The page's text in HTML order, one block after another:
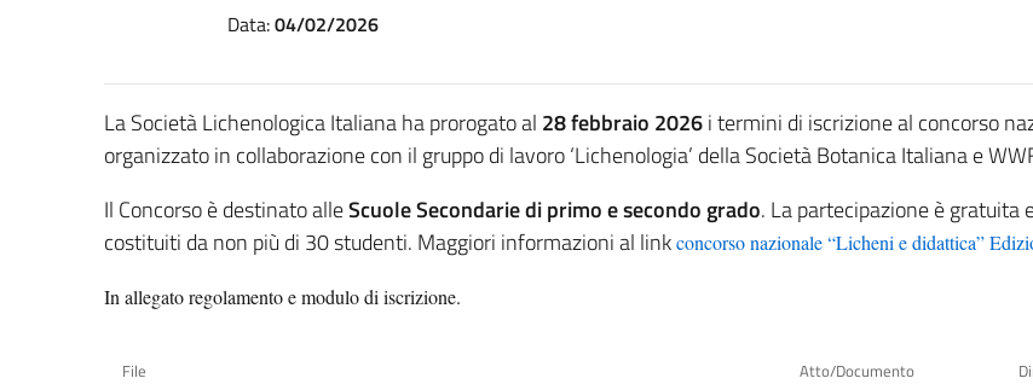
Data:04/02/2026
La Società Lichenologica Italiana ha prorogato al 28 febbraio 2026i termini di iscrizione al concorso
organizzato in collaborazione con il gruppo di lavoro ‘Lichenologia’ della Società Botanica Italiana e
Il Concorso è destinato alleScuole Secondarie di primo e secondo grado. La partecipazione è gratuita
costituiti da non più di 30 studenti. Maggiori informazioni al linkconcorso nazionale “Licheni e didattica”
In allegato regolamento e modulo di iscrizione.
File Atto/Documento